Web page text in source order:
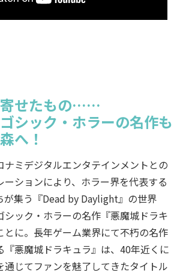
寄せたもの……
シック・ホラーの名作も
へ！
ミデジタルエンタテインメントとの
ーションにより、ホラー界を代表する
が集う『Dead by Daylight』の世界
シック・ホラーの名作『悪魔城ドラキ
とに。長年ゲーム業界にて不朽の名作
『悪魔城ドラキュラ』は、40年近くに
通じてファンを魅了してきたタイトル